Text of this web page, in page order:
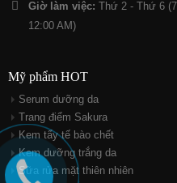
Giờ làm việc:
Thứ 2 - Thứ 6
12:00 AM)
Mỹ phẩm HOT
Serum dưỡng da
Trang điểm Sakura
Kem tẩy tế bào chết
Kem dưỡng trắng da
Sữa rửa mặt thiên nhiên